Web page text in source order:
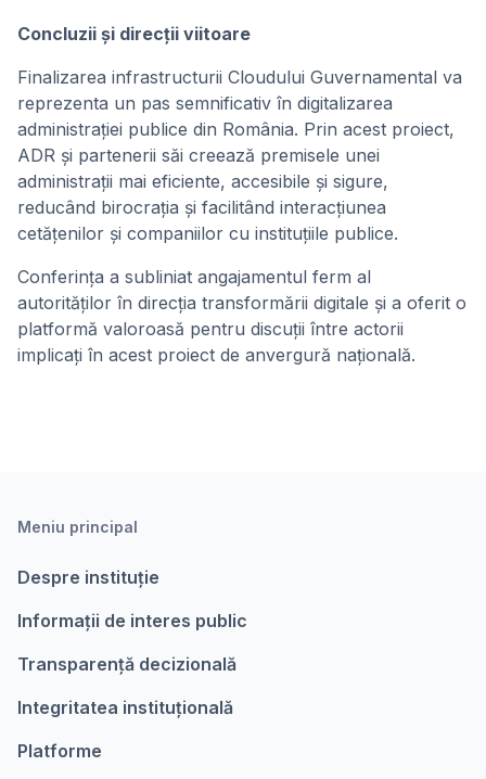
Concluzii și direcții viitoare
Finalizarea infrastructurii Cloudului Guvernamental va
reprezenta un pas semnificativ în digitalizarea
administrației publice din România. Prin acest proiect,
ADR și partenerii săi creează premisele unei
administrații mai eficiente, accesibile și sigure,
reducând birocrația și facilitând interacțiunea
cetățenilor și companiilor cu instituțiile publice.
Conferința a subliniat angajamentul ferm al
autorităților în direcția transformării digitale și a oferit o
platformă valoroasă pentru discuții între actorii
implicați în acest proiect de anvergură națională.
Meniu principal
Despre instituție
Informații de interes public
Transparență decizională
Integritatea instituțională
Platforme